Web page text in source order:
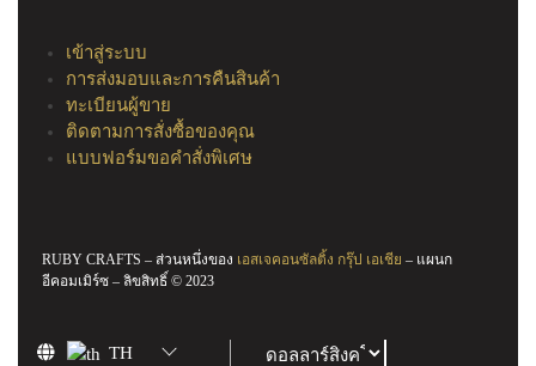
เข้าสู่ระบบ
การส่งมอบและการคืนสินค้า
ทะเบียนผู้ขาย
ติดตามการสั่งซื้อของคุณ
แบบฟอร์มขอคำสั่งพิเศษ
RUBY CRAFTS – ส่วนหนึ่งของ เอสเจคอนซัลติ้ง กรุ๊ป เอเชีย – แผนก
อีคอมเมิร์ซ – ลิขสิทธิ์ © 2023
TH